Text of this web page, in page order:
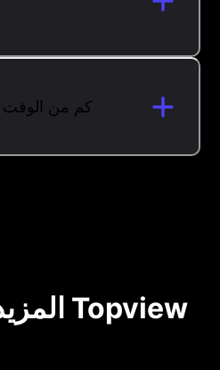
كم من الوقت
المزيد من الحب ل Topview